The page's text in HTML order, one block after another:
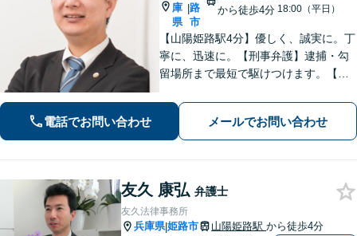
庫
県
|路
市
から徒歩4分 18:00（平日）
【山陽姫路駅4分】優しく、誠実に。丁
寧に、迅速に。【刑事弁護】逮捕・勾
留場所まで最短で駆けつけます。【債
の生活再建をサポートします。【交通
事故】「こんな相談でも大丈夫だろう
か」と躊躇されている方もご相談くだ
さい。
電話でお問い合わせ メールでお問い合わせ
友久 康弘 弁護士
友久法律事務所
兵庫県|姫路市 山陽姫路駅 から徒歩4分